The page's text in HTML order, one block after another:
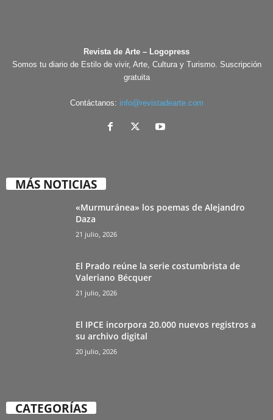
Revista de Arte – Logopress
Somos tu diario de Estilo de vivir, Arte, Cultura y Turismo. Suscripción
gratuita
Contáctanos: info@revistadearte.com
MÁS NOTICIAS
«Murmuránea» los poemas de Alejandro
Daza
21 julio, 2026
El Prado reúne la serie costumbrista de
Valeriano Bécquer
21 julio, 2026
El IPCE incorpora 20.000 nuevos registros a
su archivo digital
20 julio, 2026
CATEGORÍAS